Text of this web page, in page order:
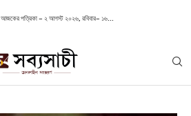
আজকের পত্রিকা – ২ আগস্ট ২০২৬, রবিবার– ১৬...